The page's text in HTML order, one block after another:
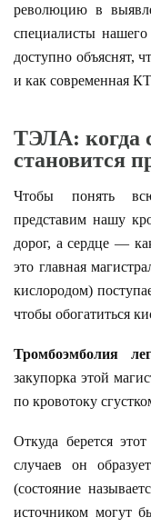
революцию в
специалисты нашего
доступно объяснят,
и как современная
ТЭЛА: когда
становится
Чтобы понять
представим нашу
дорог, а сердце —
это главная
кислородом)
чтобы обогатиться
Тромбоэмболия
закупорка этой
по кровотоку
Откуда берется
случаев он
(состояние
источником могут